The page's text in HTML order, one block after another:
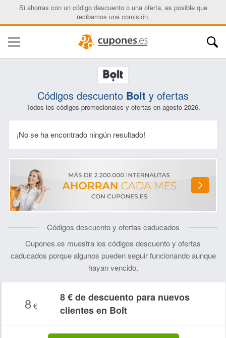
Si ahorras con un código descuento o una oferta, es posible que
recibamos una comisión.
Códigos descuento Bolt y ofertas
Todos los códigos promocionales y ofertas en agosto 2026.
¡No se ha encontrado ningún resultado!
Códigos descuento y ofertas caducados
Cupones.es muestra los códigos descuento y ofertas
caducados porque algunos pueden seguir funcionando aunque
hayan vencido.
8 €
8 € de descuento para nuevos
clientes en Bolt